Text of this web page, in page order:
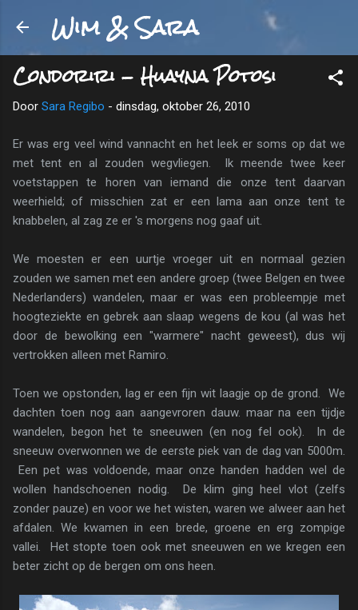
Doorgaan naar hoofdcontent
Wim & Sara
Condoriri - Huayna Potosi
Door Sara Regibo - dinsdag, oktober 26, 2010
Er was erg veel wind vannacht en het leek er soms op dat we
met tent en al zouden wegvliegen. Ik meende twee keer
voetstappen te horen van iemand die onze tent daarvan
weerhield; of misschien zat er een lama aan onze tent te
knabbelen, al zag ze er 's morgens nog gaaf uit.
We moesten er een uurtje vroeger uit en normaal gezien
zouden we samen met een andere groep (twee Belgen en twee
Nederlanders) wandelen, maar er was een probleempje met
hoogteziekte en gebrek aan slaap wegens de kou (al was het
door de bewolking een "warmere" nacht geweest), dus wij
vertrokken alleen met Ramiro.
Toen we opstonden, lag er een fijn wit laagje op de grond. We
dachten toen nog aan aangevroren dauw. maar na een tijdje
wandelen, begon het te sneeuwen (en nog fel ook). In de
sneeuw overwonnen we de eerste piek van de dag van 5000m.
Een pet was voldoende, maar onze handen hadden wel de
wollen handschoenen nodig. De klim ging heel vlot (zelfs
zonder pauze) en voor we het wisten, waren we alweer aan het
afdalen. We kwamen in een brede, groene en erg zompige
vallei. Het stopte toen ook met sneeuwen en we kregen een
beter zicht op de bergen om ons heen.